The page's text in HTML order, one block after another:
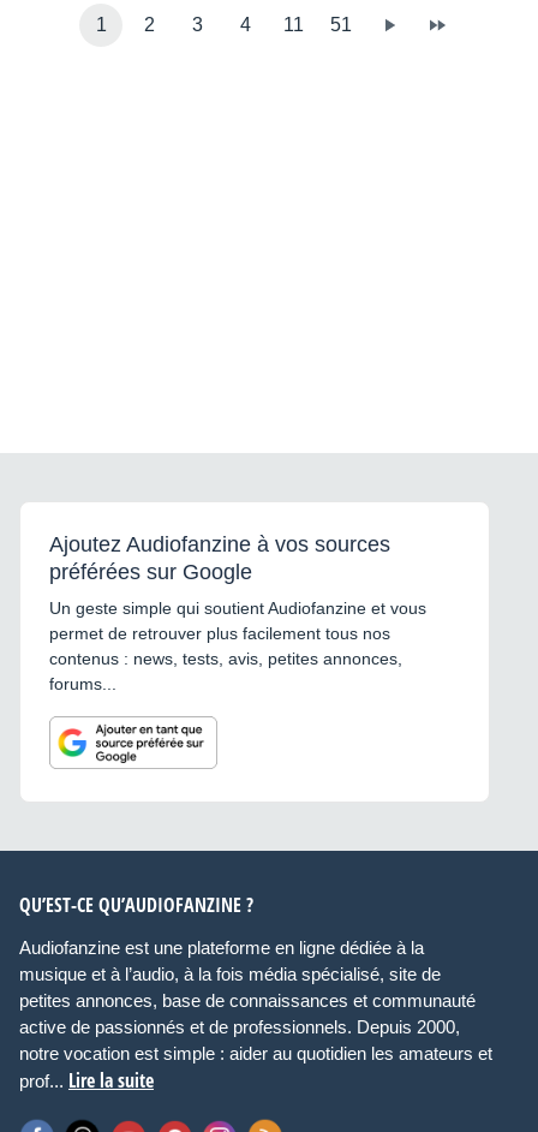
1 2 3 4 11 51
Ajoutez Audiofanzine à vos sources
préférées sur Google
Un geste simple qui soutient Audiofanzine et vous
permet de retrouver plus facilement tous nos
contenus : news, tests, avis, petites annonces,
forums...
QU’EST-CE QU’AUDIOFANZINE ?
Audiofanzine est une plateforme en ligne dédiée à la
musique et à l’audio, à la fois média spécialisé, site de
petites annonces, base de connaissances et communauté
active de passionnés et de professionnels. Depuis 2000,
notre vocation est simple : aider au quotidien les amateurs et
prof... Lire la suite